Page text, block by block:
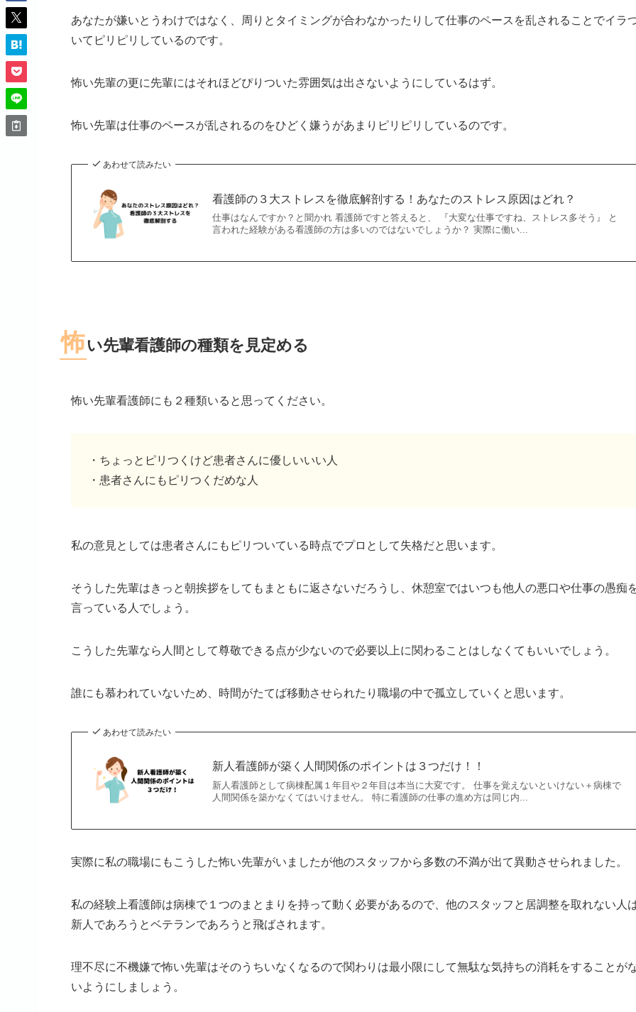
あなたが嫌いとうわけではなく、周りとタイミングが合わなかったりして仕事のペースを乱されることでイラ
いてピリピリしているのです。
怖い先輩の更に先輩にはそれほどぴりついた雰囲気は出さないようにしているはず。
怖い先輩は仕事のペースが乱されるのをひどく嫌うがあまりピリピリしているのです。
あわせて読みたい
看護師の３大ストレスを徹底解剖する！あなたのストレス原因はどれ？
仕事はなんですか？と聞かれ 看護師ですと答えると、 『大変な仕事ですね、ストレス多そう』 と
言われた経験がある看護師の方は多いのではないでしょうか？ 実際に働い...
怖い先輩看護師の種類を見定める
怖い先輩看護師にも２種類いると思ってください。
・ちょっとピリつくけど患者さんに優しいいい人
・患者さんにもピリつくだめな人
私の意見としては患者さんにもピリついている時点でプロとして失格だと思います。
そうした先輩はきっと朝挨拶をしてもまともに返さないだろうし、休憩室ではいつも他人の悪口や仕事の愚痴
言っている人でしょう。
こうした先輩なら人間として尊敬できる点が少ないので必要以上に関わることはしなくてもいいでしょう。
誰にも慕われていないため、時間がたてば移動させられたり職場の中で孤立していくと思います。
あわせて読みたい
新人看護師が築く人間関係のポイントは３つだけ！！
新人看護師として病棟配属１年目や２年目は本当に大変です。 仕事を覚えないといけない＋病棟で
人間関係を築かなくてはいけません。 特に看護師の仕事の進め方は同じ内...
実際に私の職場にもこうした怖い先輩がいましたが他のスタッフから多数の不満が出て異動させられました。
私の経験上看護師は病棟で１つのまとまりを持って動く必要があるので、他のスタッフと居調整を取れない人
新人であろうとベテランであろうと飛ばされます。
理不尽に不機嫌で怖い先輩はそのうちいなくなるので関わりは最小限にして無駄な気持ちの消耗をすることが
いようにしましょう。